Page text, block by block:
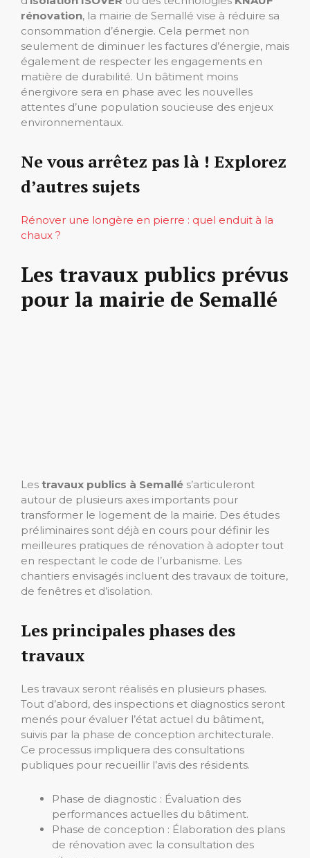
rénovation, la mairie de Semallé vise à réduire sa
consommation d’énergie. Cela permet non
seulement de diminuer les factures d’énergie, mais
également de respecter les engagements en
matière de durabilité. Un bâtiment moins
énergivore sera en phase avec les nouvelles
attentes d’une population soucieuse des enjeux
environnementaux.
Ne vous arrêtez pas là ! Explorez
d’autres sujets
Rénover une longère en pierre : quel enduit à la
chaux ?
Les travaux publics prévus
pour la mairie de Semallé
Les travaux publics à Semallé s’articuleront
autour de plusieurs axes importants pour
transformer le logement de la mairie. Des études
préliminaires sont déjà en cours pour définir les
meilleures pratiques de rénovation à adopter tout
en respectant le code de l’urbanisme. Les
chantiers envisagés incluent des travaux de toiture,
de fenêtres et d’isolation.
Les principales phases des
travaux
Les travaux seront réalisés en plusieurs phases.
Tout d’abord, des inspections et diagnostics seront
menés pour évaluer l’état actuel du bâtiment,
suivis par la phase de conception architecturale.
Ce processus impliquera des consultations
publiques pour recueillir l’avis des résidents.
Phase de diagnostic : Évaluation des
performances actuelles du bâtiment.
Phase de conception : Élaboration des plans
de rénovation avec la consultation des